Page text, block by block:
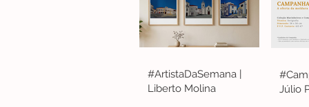
#ArtistaDaSemana |
Liberto Molina
Júlio